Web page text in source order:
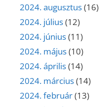
2024. augusztus(16)
2024. július(12)
2024. június(11)
2024. május(10)
2024. április(14)
2024. március(14)
2024. február(13)